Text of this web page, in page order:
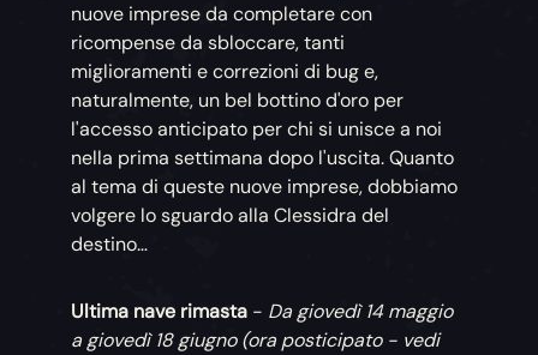
nuove imprese da completare con
ricompense da sbloccare, tanti
miglioramenti e correzioni di bug e,
naturalmente, un bel bottino d'oro per
l'accesso anticipato per chi si unisce a noi
nella prima settimana dopo l'uscita. Quanto
al tema di queste nuove imprese, dobbiamo
volgere lo sguardo alla Clessidra del
destino…
Ultima nave rimasta - Da giovedì 14 maggio
a giovedì 18 giugno (ora posticipato - vedi